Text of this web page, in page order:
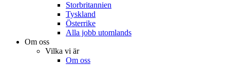
Storbritannien
Tyskland
Österrike
Alla jobb utomlands
Om oss
Vilka vi är
Om oss